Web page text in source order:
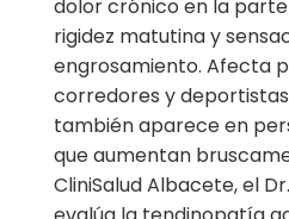
dolor crónico en la
rigidez matutina y
engrosamiento. Afecta
corredores y
también aparece en
que aumentan
CliniSalud Albacete, el